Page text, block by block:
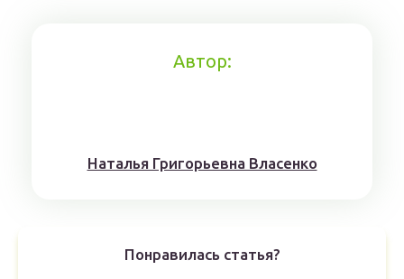
Автор:
Наталья Григорьевна Власенко
Понравилась статья?